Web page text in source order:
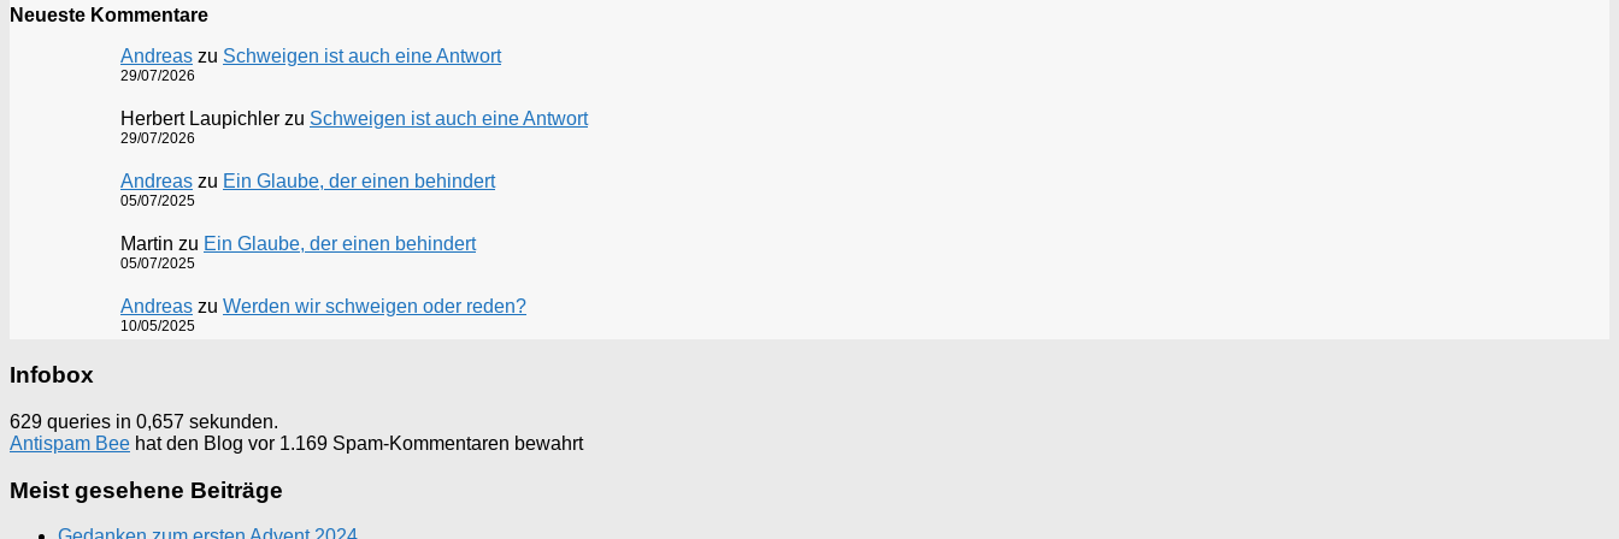
Neueste Kommentare
Andreas zu Schweigen ist auch eine Antwort
29/07/2026
Herbert Laupichler zu Schweigen ist auch eine Antwort
29/07/2026
Andreas zu Ein Glaube, der einen behindert
05/07/2025
Martin zu Ein Glaube, der einen behindert
05/07/2025
Andreas zu Werden wir schweigen oder reden?
10/05/2025
Infobox
629 queries in 0,657 sekunden.
Antispam Bee hat den Blog vor 1.169 Spam-Kommentaren bewahrt
Meist gesehene Beiträge